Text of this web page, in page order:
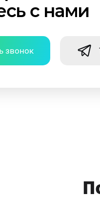
с нами
звонок